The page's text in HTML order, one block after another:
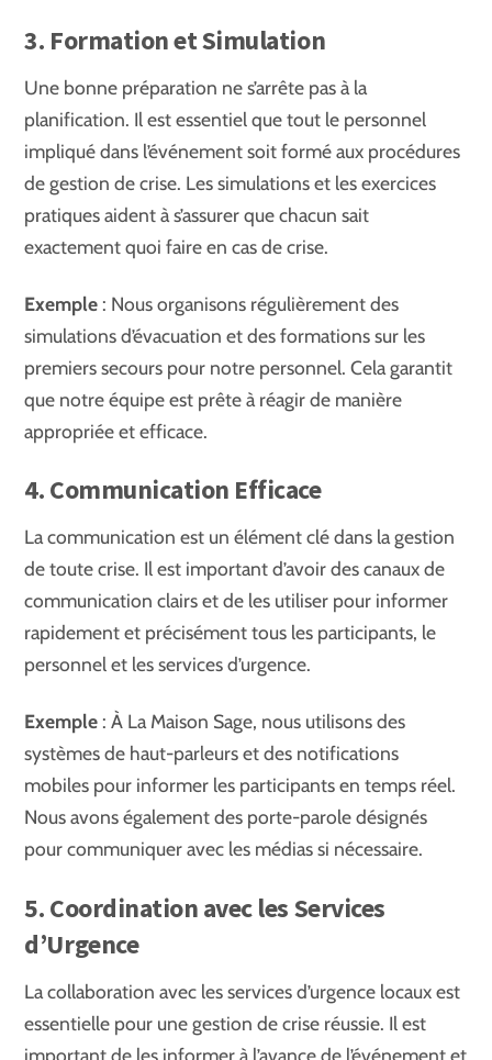
3. Formation et Simulation
Une bonne préparation ne s’arrête pas à la
planification. Il est essentiel que tout le personnel
impliqué dans l’événement soit formé aux procédures
de gestion de crise. Les simulations et les exercices
pratiques aident à s’assurer que chacun sait
exactement quoi faire en cas de crise.
Exemple : Nous organisons régulièrement des
simulations d’évacuation et des formations sur les
premiers secours pour notre personnel. Cela garantit
que notre équipe est prête à réagir de manière
appropriée et efficace.
4. Communication Efficace
La communication est un élément clé dans la gestion
de toute crise. Il est important d’avoir des canaux de
communication clairs et de les utiliser pour informer
rapidement et précisément tous les participants, le
personnel et les services d’urgence.
Exemple : À La Maison Sage, nous utilisons des
systèmes de haut-parleurs et des notifications
mobiles pour informer les participants en temps réel.
Nous avons également des porte-parole désignés
pour communiquer avec les médias si nécessaire.
5. Coordination avec les Services
d’Urgence
La collaboration avec les services d’urgence locaux est
essentielle pour une gestion de crise réussie. Il est
important de les informer à l’avance de l’événement et